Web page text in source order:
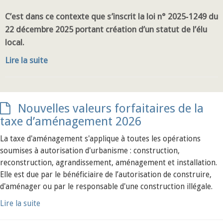
C’est dans ce contexte que s’inscrit la loi n° 2025‑1249 du
22 décembre 2025 portant création d’un statut de l’élu
local.
Lire la suite
Nouvelles valeurs forfaitaires de la
taxe d’aménagement 2026
La taxe d'aménagement s'applique à toutes les opérations
soumises à autorisation d'urbanisme : construction,
reconstruction, agrandissement, aménagement et installation.
Elle est due par le bénéficiaire de l’autorisation de construire,
d'aménager ou par le responsable d'une construction illégale.
Lire la suite